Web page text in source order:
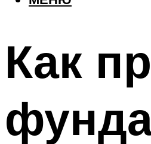
Как